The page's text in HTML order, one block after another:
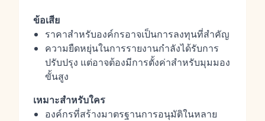
ข้อเสีย
ราคาสำหรับองค์กรอาจเป็นการลงทุนที่สำคัญ
ความยืดหยุ่นในการรายงานกำลังได้รับการ
ปรับปรุง แต่อาจต้องมีการตั้งค่าสำหรับมุมมอง
ขั้นสูง
เหมาะสำหรับใคร
องค์กรที่สร้างมาตรฐานการอนุมัติในหลาย